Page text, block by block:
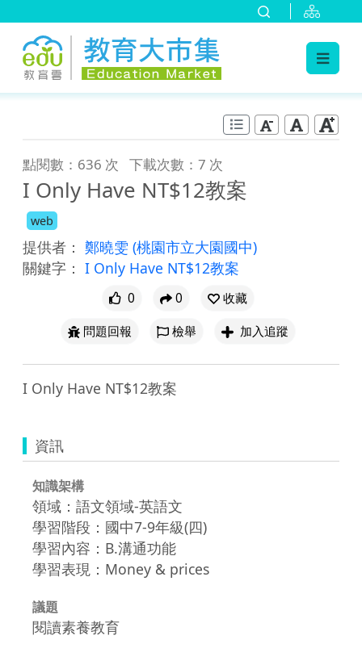
點閱數：636 次 下載次數：7 次
I Only Have NT$12教案
web
提供者： 鄭曉雯 (桃園市立大園國中)
關鍵字： I Only Have NT$12教案
0 0
收藏
問題回報
檢舉 加入追蹤
I Only Have NT$12教案
資訊
知識架構
領域：語文領域-英語文
學習階段：國中7-9年級(四)
學習內容：B.溝通功能
學習表現：Money & prices
議題
閱讀素養教育